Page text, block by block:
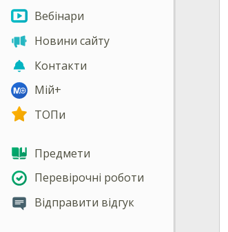
Вебінари
Новини сайту
Контакти
Мій+
ТОПи
Предмети
Перевірочні роботи
Відправити відгук